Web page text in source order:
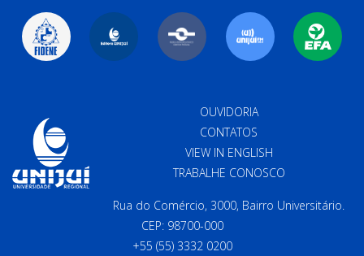
OUVIDORIA
CONTATOS
VIEW IN ENGLISH
TRABALHE CONOSCO
Rua do Comércio, 3000, Bairro Universitário.
CEP: 98700-000
+55 (55) 3332 0200